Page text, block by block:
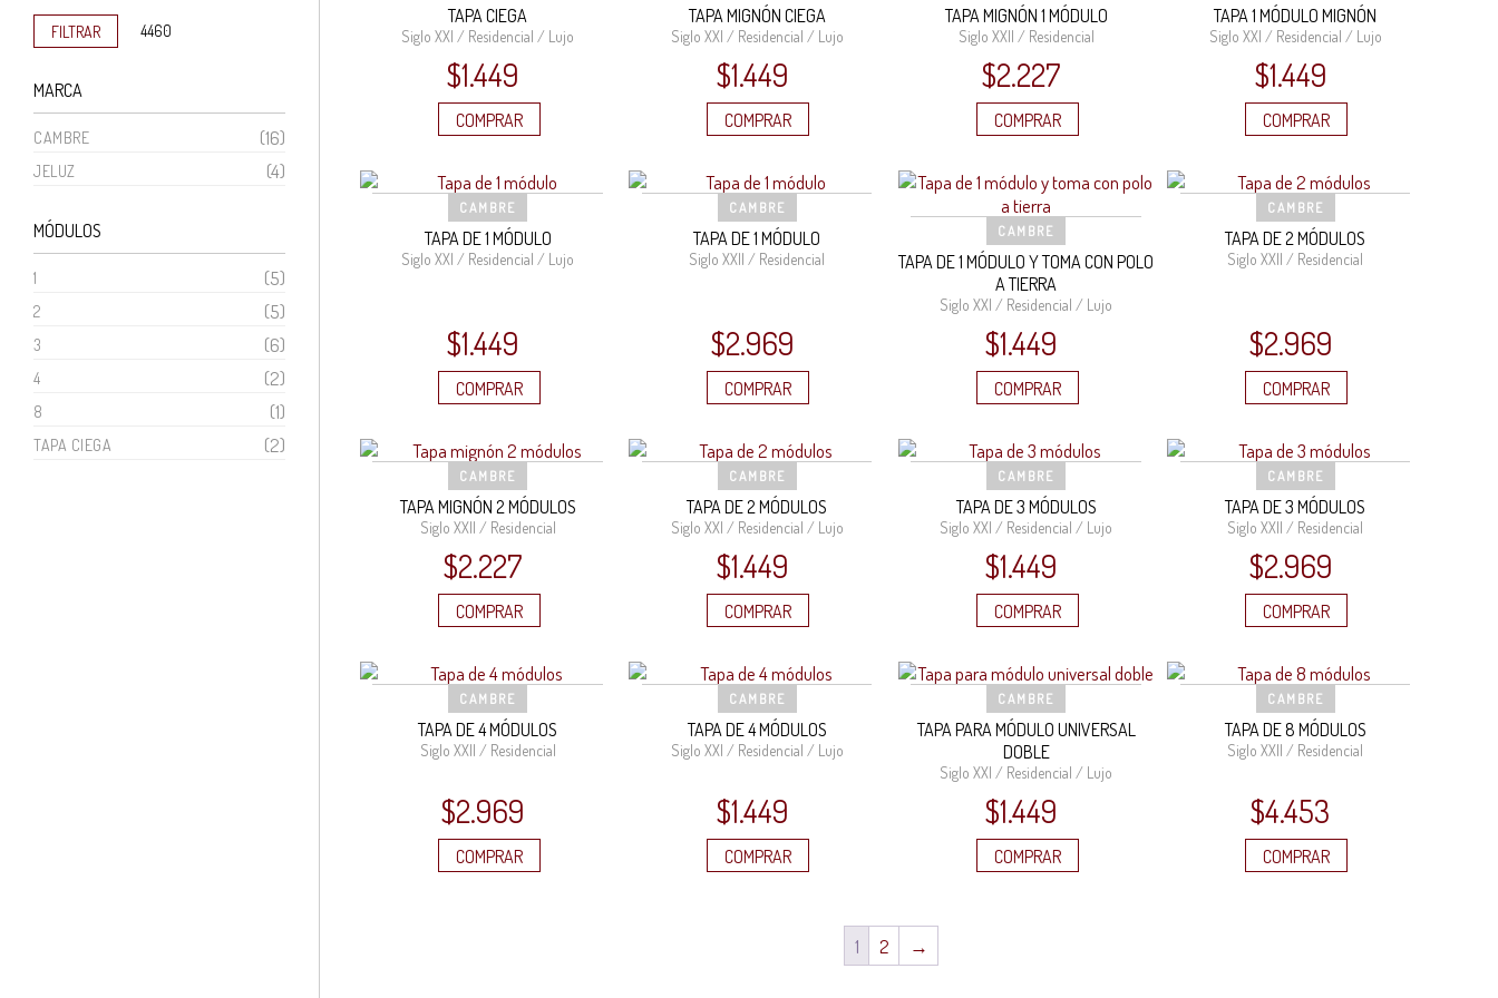
mínimo
FILTRAR
MARCA
CAMBRE (16)
JELUZ (4)
MÓDULOS
1 (5)
2 (5)
3 (6)
4 (2)
8 (1)
TAPA CIEGA (2)
TAPA CIEGA
Siglo XXI / Residencial / Lujo
$1.449
COMPRAR
TAPA MIGNÓN CIEGA
Siglo XXI / Residencial / Lujo
$1.449
COMPRAR
TAPA MIGNÓN 1 MÓDULO
Siglo XXII / Residencial
$2.227
COMPRAR
TAPA 1 MÓDULO MIGNÓN
Siglo XXI / Residencial / Lujo
$1.449
COMPRAR
CAMBRE
TAPA DE 1 MÓDULO
Siglo XXI / Residencial / Lujo
$1.449
COMPRAR
CAMBRE
TAPA DE 1 MÓDULO
Siglo XXII / Residencial
$2.969
COMPRAR
CAMBRE
TAPA DE 1 MÓDULO Y TOMA CON POLO
A TIERRA
Siglo XXI / Residencial / Lujo
$1.449
COMPRAR
CAMBRE
TAPA DE 2 MÓDULOS
Siglo XXII / Residencial
$2.969
COMPRAR
CAMBRE
TAPA MIGNÓN 2 MÓDULOS
Siglo XXII / Residencial
$2.227
COMPRAR
CAMBRE
TAPA DE 2 MÓDULOS
Siglo XXI / Residencial / Lujo
$1.449
COMPRAR
CAMBRE
TAPA DE 3 MÓDULOS
Siglo XXI / Residencial / Lujo
$1.449
COMPRAR
CAMBRE
TAPA DE 3 MÓDULOS
Siglo XXII / Residencial
$2.969
COMPRAR
CAMBRE
TAPA DE 4 MÓDULOS
Siglo XXII / Residencial
$2.969
COMPRAR
CAMBRE
TAPA DE 4 MÓDULOS
Siglo XXI / Residencial / Lujo
$1.449
COMPRAR
CAMBRE
TAPA PARA MÓDULO UNIVERSAL
DOBLE
Siglo XXI / Residencial / Lujo
$1.449
COMPRAR
CAMBRE
TAPA DE 8 MÓDULOS
Siglo XXII / Residencial
$4.453
COMPRAR
1 2 →